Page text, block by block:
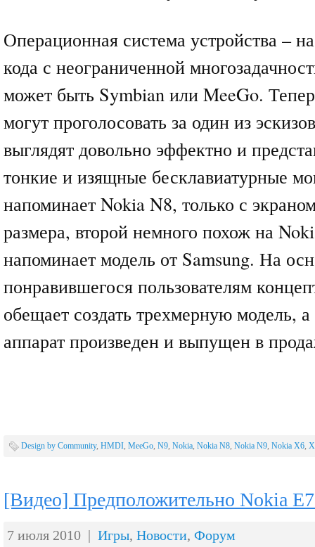
Операционная система устройства –
кода с неограниченной
может быть Symbian или MeeGo.
могут проголосовать за один из
выглядят довольно эффектно и
тонкие и изящные бесклавиатурные
напоминает Nokia N8, только с
размера, второй немного похож на
напоминает модель от Samsung. На
понравившегося пользователям
обещает создать трехмерную модель, а
аппарат произведен и выпущен в
Design by Community, HMDI, MeeGo, N9, Nokia, Nokia N8, Nokia N9, Nokia X6,
[Видео] Предположительно Nokia
7 июля 2010 | Игры, Новости, Форум